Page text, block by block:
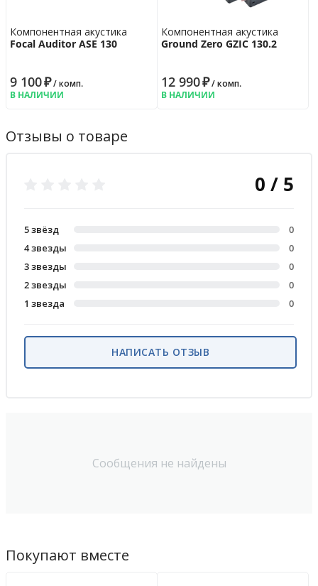
Компонентная акустика
Focal Auditor ASE 130
9 100₽/ комп.
В НАЛИЧИИ
Компонентная акустика
Ground Zero GZIC 130.2
12 990₽/ комп.
В НАЛИЧИИ
Отзывы о товаре
Сообщения не найдены
0 / 5
5 звёзд
0
4 звезды
0
3 звезды
0
2 звезды
0
1 звезда
0
НАПИСАТЬ ОТЗЫВ
Покупают вместе